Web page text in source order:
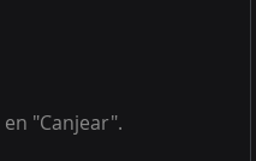
"Canjear".